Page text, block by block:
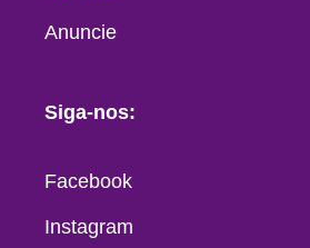
Anuncie
Siga-nos:
Facebook
Instagram